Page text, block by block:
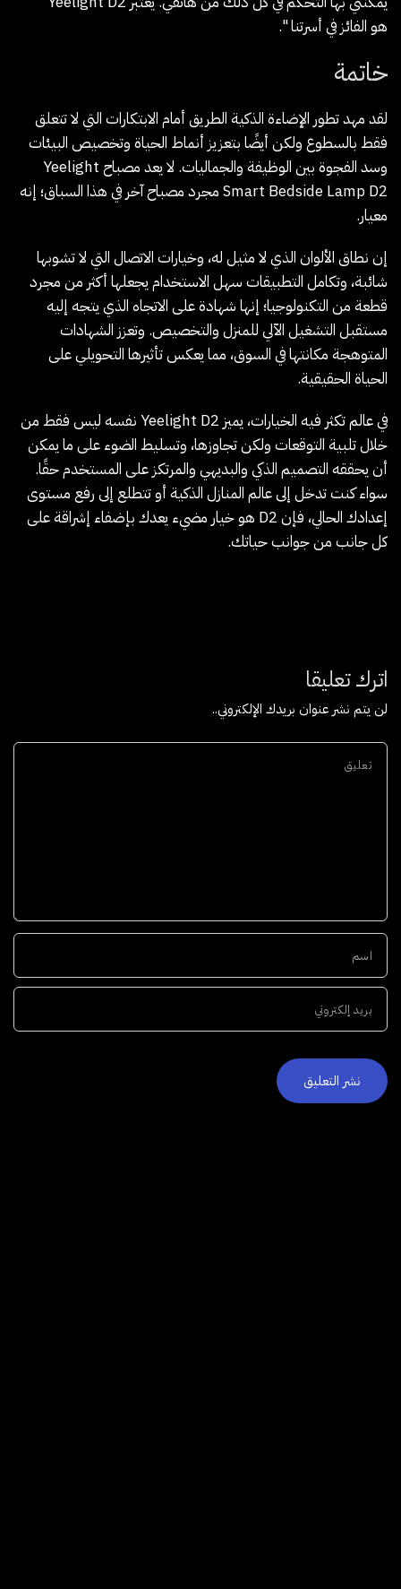
هو الفائز في أسرتنا ".
خاتمة
لقد مهد تطور الإضاءة الذكية الطريق أمام الابتكارات التي لا تتعلق
فقط بالسطوع ولكن أيضًا بتعزيز أنماط الحياة وتخصيص البيئات
وسد الفجوة بين الوظيفة والجماليات. لا يعد مصباح Yeelight
Smart Bedside Lamp D2 مجرد مصباح آخر في هذا السباق؛ إنه
معيار.
إن نطاق الألوان الذي لا مثيل له، وخيارات الاتصال التي لا تشوبها
شائبة، وتكامل التطبيقات سهل الاستخدام يجعلها أكثر من مجرد
قطعة من التكنولوجيا؛ إنها شهادة على الاتجاه الذي يتجه إليه
مستقبل التشغيل الآلي للمنزل والتخصيص. وتعزز الشهادات
المتوهجة مكانتها في السوق، مما يعكس تأثيرها التحويلي على
الحياة الحقيقية.
في عالم تكثر فيه الخيارات، يميز Yeelight D2 نفسه ليس فقط من
خلال تلبية التوقعات ولكن تجاوزها، وتسليط الضوء على ما يمكن
أن يحققه التصميم الذكي والبديهي والمرتكز على المستخدم حقًا.
سواء كنت تدخل إلى عالم المنازل الذكية أو تتطلع إلى رفع مستوى
إعدادك الحالي، فإن D2 هو خيار مضيء يعدك بإضفاء إشراقة على
كل جانب من جوانب حياتك.
اترك تعليقا
لن يتم نشر عنوان بريدك الإلكتروني..
تعليق
اسم
بريد إلكتروني